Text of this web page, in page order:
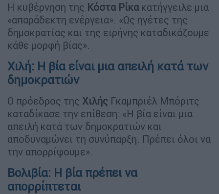
Η κυβέρνηση της Κόστα Ρίκακατήγγειλε μια
«απαράδεκτη ενέργεια». «Ως ηγέτες της
δημοκρατίας και της ειρήνης καταδικάζουμε
κάθε μορφή βίας».
Χιλή: Η βία είναι μια απειλή κατά των
δημοκρατιών
Ο πρόεδρος της Χιλής Γκαμπριέλ Μπόριτς
καταδίκασε την επίθεση: «Η βία είναι μια
απειλή κατά των δημοκρατιών και
αποδυναμώνει τη συνύπαρξη. Πρέπει όλοι να
την απορρίψουμε».
Βολιβία: Η βία πρέπει να
απορρίπτεται